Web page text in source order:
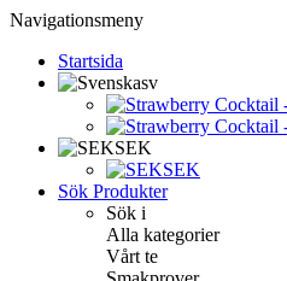
Navigationsmeny
Startsida
sv
SEK
SEK
Sök Produkter
Sök i
Alla kategorier
Vårt te